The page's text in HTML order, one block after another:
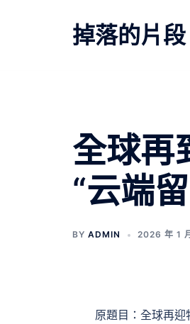
掉落的片段
全球再
“云端
BY ADMIN 2026 年 1
原題目：全球再迎
文
章
覽